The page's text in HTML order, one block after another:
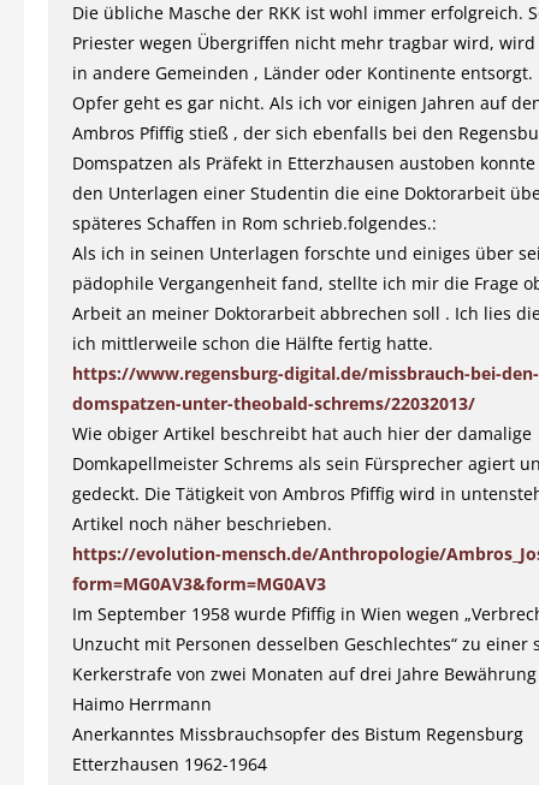
Die übliche Masche der RKK ist wohl immer erfolgreich.
Priester wegen Übergriffen nicht mehr tragbar wird,
in andere Gemeinden , Länder oder Kontinente entsorgt.
Opfer geht es gar nicht. Als ich vor einigen Jahren auf
Ambros Pfiffig stieß , der sich ebenfalls bei den
Domspatzen als Präfekt in Etterzhausen austoben
den Unterlagen einer Studentin die eine Doktorarbeit
späteres Schaffen in Rom schrieb.folgendes.:
Als ich in seinen Unterlagen forschte und einiges über
pädophile Vergangenheit fand, stellte ich mir die Frage
Arbeit an meiner Doktorarbeit abbrechen soll . Ich lies
ich mittlerweile schon die Hälfte fertig hatte.
https://www.regensburg-digital.de/missbrauch-bei-den-
domspatzen-unter-theobald-schrems/22032013/
Wie obiger Artikel beschreibt hat auch hier der damalige
Domkapellmeister Schrems als sein Fürsprecher agiert
gedeckt. Die Tätigkeit von Ambros Pfiffig wird in
Artikel noch näher beschrieben.
https://evolution-mensch.de/Anthropologie/
form=MG0AV3&form=MG0AV3
Im September 1958 wurde Pfiffig in Wien wegen
Unzucht mit Personen desselben Geschlechtes“ zu einer
Kerkerstrafe von zwei Monaten auf drei Jahre
Haimo Herrmann
Anerkanntes Missbrauchsopfer des Bistum Regensburg
Etterzhausen 1962-1964